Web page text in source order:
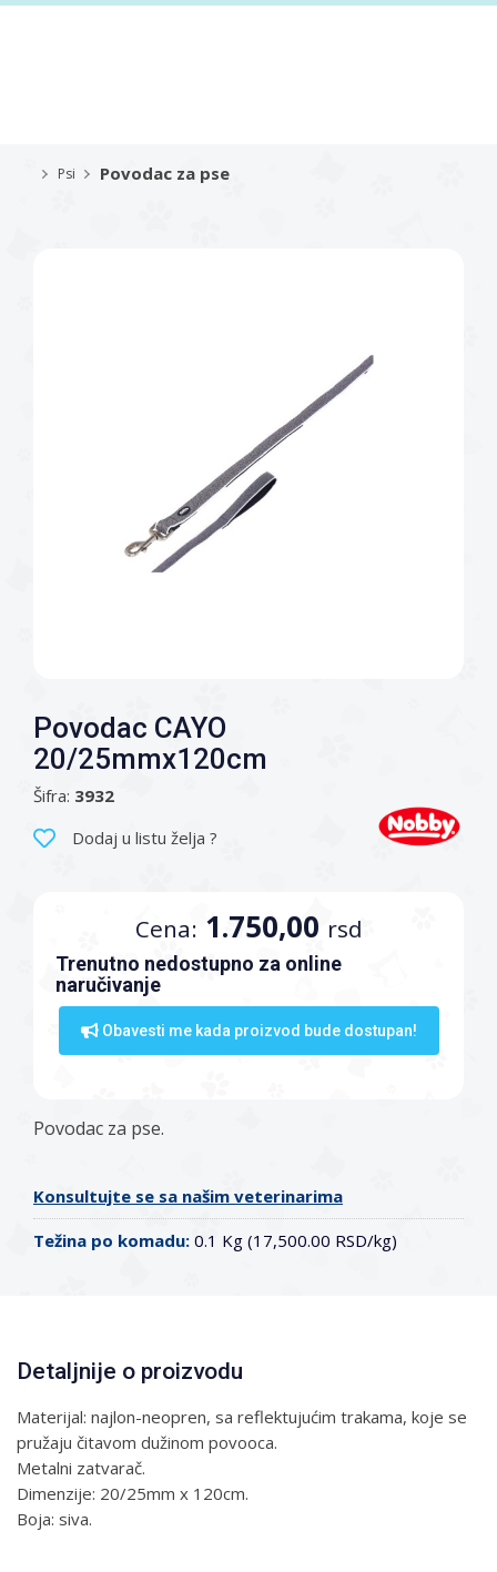
Psi Povodac za pse
Povodac CAYO
20/25mmx120cm
Šifra: 3932
Dodaj u listu želja ?
Cena: 1.750,00 rsd
Trenutno nedostupno za online
naručivanje
Obavesti me kada proizvod bude dostupan!
Povodac za pse.
Konsultujte se sa našim veterinarima
Težina po komadu: 0.1 Kg (17,500.00 RSD/kg)
Detaljnije o proizvodu
Materijal: najlon-neopren, sa reflektujućim trakama, koje se
pružaju čitavom dužinom povooca.
Metalni zatvarač.
Dimenzije: 20/25mm x 120cm.
Boja: siva.